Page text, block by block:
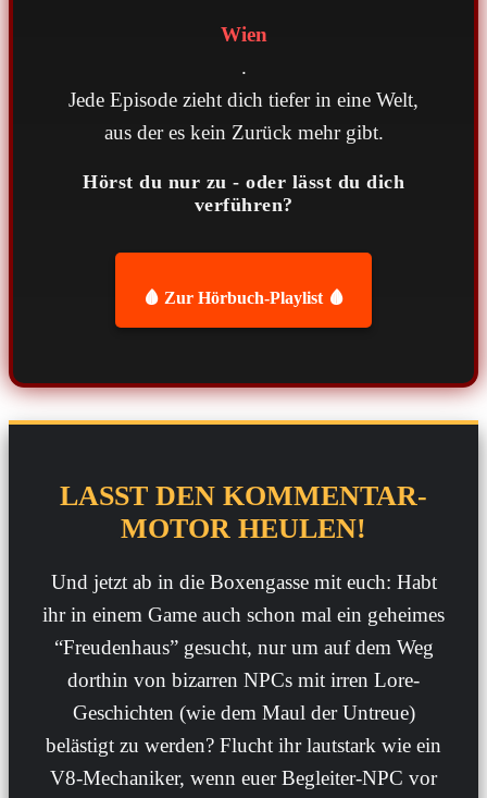
Wien
.
Jede Episode zieht dich tiefer in eine Welt,
aus der es kein Zurück mehr gibt.
Hörst du nur zu - oder lässt du dich
verführen?
🩸 Zur Hörbuch-Playlist 🩸
LASST DEN KOMMENTAR-
MOTOR HEULEN!
Und jetzt ab in die Boxengasse mit euch: Habt
ihr in einem Game auch schon mal ein geheimes
“Freudenhaus” gesucht, nur um auf dem Weg
dorthin von bizarren NPCs mit irren Lore-
Geschichten (wie dem Maul der Untreue)
belästigt zu werden? Flucht ihr lautstark wie ein
V8-Mechaniker, wenn euer Begleiter-NPC vor